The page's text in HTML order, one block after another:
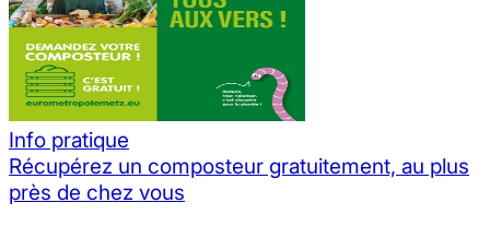
Info pratique
Récupérez un composteur gratuitement, au plus
près de chez vous